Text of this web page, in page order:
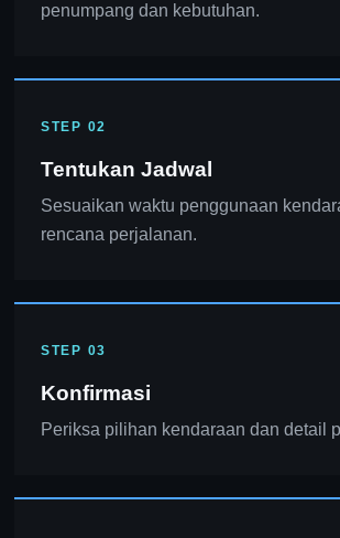
penumpang dan kebutuhan.
STEP 02
Tentukan Jadwal
Sesuaikan waktu penggunaan
rencana perjalanan.
STEP 03
Konfirmasi
Periksa pilihan kendaraan dan detail